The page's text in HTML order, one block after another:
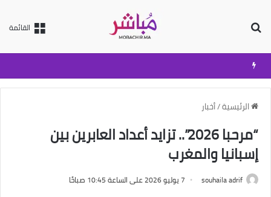
القائمة
الرئيسية/أخبار
“مرحبا 2026”.. تزايد أعداد العابرين بين
إسبانيا والمغرب
souhaila adrif 7 يوليو 2026 على الساعة 10:45 صباحًا